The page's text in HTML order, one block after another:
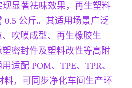
现显著祛味效果，再生塑料
0.5 公斤。其适用场景广泛
吹膜成型、再生橡胶生
密封件及塑料改性等高附
适配 POM、TPE、TPR、
料，可同步净化车间生产环